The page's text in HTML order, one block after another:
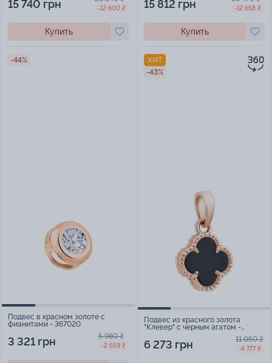
15 740 грн -12 600 ₴
Купить
15 812 грн -12 658 ₴
Купить
-44%
Подвес в красном золоте с
фианитами - 367020
3 321 грн 5 980 ₴
-2 659 ₴
ХИТ
-43%
Подвес из красного золота
"Клевер" с черным агатом -
6 273 грн 11 050 ₴
-4 777 ₴